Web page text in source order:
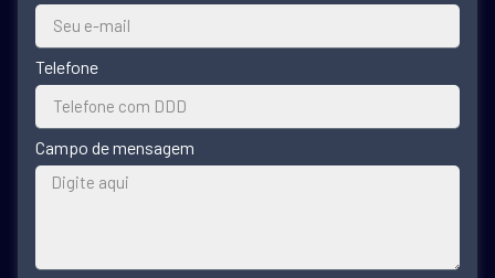
Telefone
Campo de mensagem